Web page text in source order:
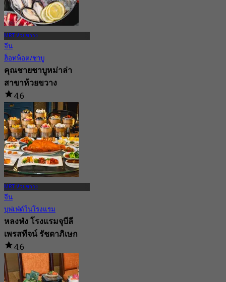
MRT ห้วยขวาง
จีน
ฮ็อทพ็อต/ชาบู
คุณชายชาบูหม่าล่า
สาขาห้วยขวาง
4.6
975 การจอง
จาก฿ 482
MRT ห้วยขวาง
จีน
บุฟเฟ่ต์ในโรงแรม
หลงฟ่ง โรงแรมจุบีลี
เพรสทีจน์ รัชดาภิเษก
4.6
5K การจอง
จาก฿ 849